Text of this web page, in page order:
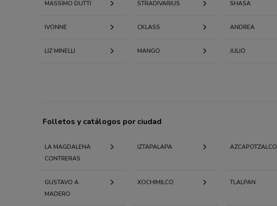
MASSIMO DUTTI STRADIVARIUS SHASA
IVONNE CKLASS ANDREA
LIZ MINELLI MANGO JULIO
Folletos y catálogos por ciudad
LA MAGDALENA
CONTRERAS
IZTAPALAPA AZCAPOTZALCO
GUSTAVO A.
MADERO
XOCHIMILCO TLALPAN